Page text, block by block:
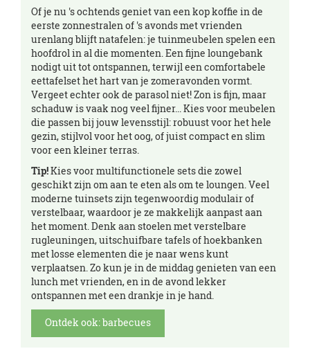
Of je nu 's ochtends geniet van een kop koffie in de
eerste zonnestralen of 's avonds met vrienden
urenlang blijft natafelen: je tuinmeubelen spelen een
hoofdrol in al die momenten. Een fijne loungebank
nodigt uit tot ontspannen, terwijl een comfortabele
eettafelset het hart van je zomeravonden vormt.
Vergeet echter ook de parasol niet! Zon is fijn, maar
schaduw is vaak nog veel fijner... Kies voor meubelen
die passen bij jouw levensstijl: robuust voor het hele
gezin, stijlvol voor het oog, of juist compact en slim
voor een kleiner terras.
Tip!Kies voor multifunctionele sets die zowel
geschikt zijn om aan te eten als om te loungen. Veel
moderne tuinsets zijn tegenwoordig modulair of
verstelbaar, waardoor je ze makkelijk aanpast aan
het moment. Denk aan stoelen met verstelbare
rugleuningen, uitschuifbare tafels of hoekbanken
met losse elementen die je naar wens kunt
verplaatsen. Zo kun je in de middag genieten van een
lunch met vrienden, en in de avond lekker
ontspannen met een drankje in je hand.
Ontdek ook: barbecues